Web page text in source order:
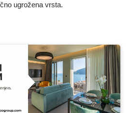
ugrožena vrsta.